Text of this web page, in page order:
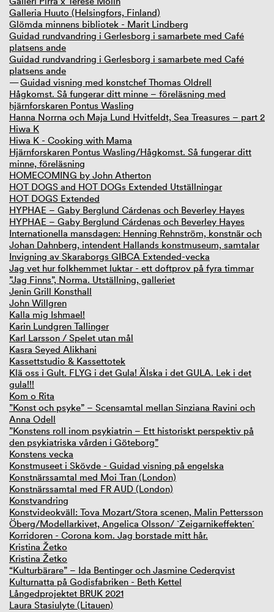
Galleria Huuto (Helsingfors, Finland)
Glömda minnens bibliotek - Marit Lindberg
Guidad rundvandring i Gerlesborg i samarbete med Café
platsens ande
Guidad rundvandring i Gerlesborg i samarbete med Café
platsens ande
Guidad visning med konstchef Thomas Oldrell
Hågkomst. Så fungerar ditt minne – föreläsning med
hjärnforskaren Pontus Wasling
Hanna Norrna och Maja Lund Hvitfeldt, Sea Treasures – part 2
Hiwa K
Hiwa K - Cooking with Mama
Hjärnforskaren Pontus Wasling/Hågkomst. Så fungerar ditt
minne, föreläsning
HOMECOMING by John Atherton
HOT DOGS and HOT DOGs Extended Utställningar
HOT DOGS Extended
HYPHAE – Gaby Berglund Cárdenas och Beverley Hayes
HYPHAE – Gaby Berglund Cárdenas och Beverley Hayes
Internationella mansdagen: Henning Rehnström, konstnär och
Johan Dahnberg, intendent Hallands konstmuseum, samtalar
Invigning av Skaraborgs GIBCA Extended-vecka
Jag vet hur folkhemmet luktar - ett doftprov på fyra timmar
”Jag Finns”, Norma. Utställning, galleriet
Jenin Grill Konsthall
John Willgren
Kalla mig Ishmael!
Karin Lundgren Tallinger
Karl Larsson / Spelet utan mål
Kasra Seyed Alikhani
Kassettstudio & Kassettotek
Klä oss i Gult. FLYG i det Gula! Älska i det GULA. Lek i det
gula!!!
Kom o Rita
”Konst och psyke” – Scensamtal mellan Sinziana Ravini och
Anna Odell
”Konstens roll inom psykiatrin – Ett historiskt perspektiv på
den psykiatriska vården i Göteborg”
Konstens vecka
Konstmuseet i Skövde - Guidad visning på engelska
Konstnärssamtal med Moi Tran (London)
Konstnärssamtal med FR AUD (London)
Konstvandring
Konstvideokväll: Tova Mozart/Stora scenen, Malin Pettersson
Öberg/Modellarkivet, Angelica Olsson/ `Zeigarnikeffekten´
Korridoren - Corona kom. Jag borstade mitt hår.
Kristina Žetko
Kristina Žetko
“Kulturbärare” – Ida Bentinger och Jasmine Cederqvist
Kulturnatta på Godisfabriken - Beth Kettel
Långedprojektet BRUK 2021
Laura Stasiulyte (Litauen)